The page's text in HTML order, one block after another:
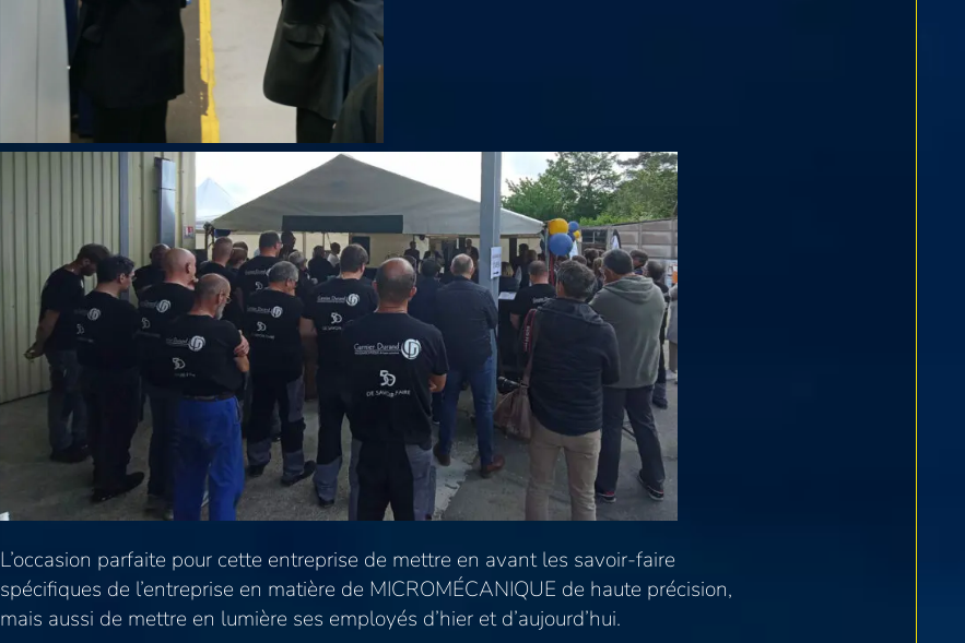
L’occasion parfaite pour cette entreprise de mettre en avant les savoir-faire
spécifiques de l’entreprise en matière de MICROMÉCANIQUE de haute précision,
mais aussi de mettre en lumière ses employés d’hier et d’aujourd’hui.